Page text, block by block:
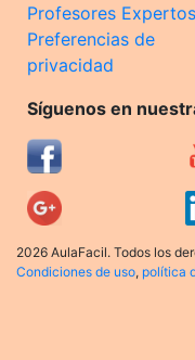
Profesores Expertos
Preferencias de
privacidad
Síguenos en
2026 AulaFacil. Todos los
Condiciones de uso, política